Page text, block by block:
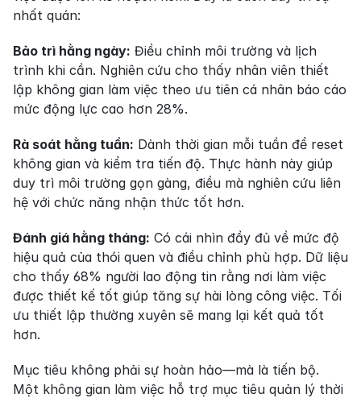
nhất quán:
Bảo trì hằng ngày: Điều chỉnh môi trường và lịch
trình khi cần. Nghiên cứu cho thấy nhân viên thiết
lập không gian làm việc theo ưu tiên cá nhân báo cáo
mức động lực cao hơn 28%.
Rà soát hằng tuần: Dành thời gian mỗi tuần để reset
không gian và kiểm tra tiến độ. Thực hành này giúp
duy trì môi trường gọn gàng, điều mà nghiên cứu liên
hệ với chức năng nhận thức tốt hơn.
Đánh giá hằng tháng: Có cái nhìn đầy đủ về mức độ
hiệu quả của thói quen và điều chỉnh phù hợp. Dữ liệu
cho thấy 68% người lao động tin rằng nơi làm việc
được thiết kế tốt giúp tăng sự hài lòng công việc. Tối
ưu thiết lập thường xuyên sẽ mang lại kết quả tốt
hơn.
Mục tiêu không phải sự hoàn hảo—mà là tiến bộ.
Một không gian làm việc hỗ trợ mục tiêu quản lý thời